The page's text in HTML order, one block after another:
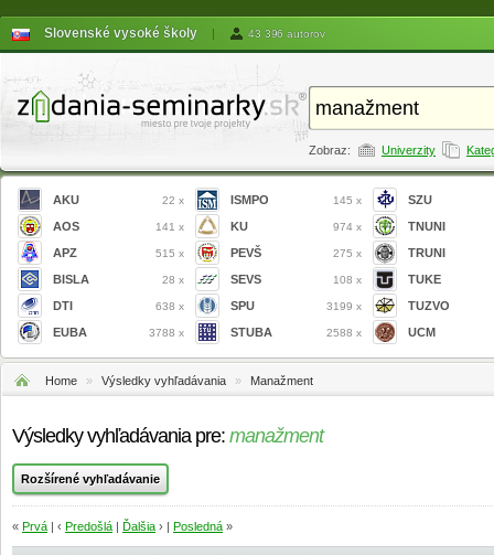
Slovenské vysoké školy | 43 396 autorov
Zobraz: Univerzity
AKU 22 x
AOS 141 x
APZ 515 x
BISLA 28 x
DTI 638 x
EUBA 3788 x
ISMPO 145 x
KU 974 x
PEVŠ 275 x
SEVS 108 x
SPU 3199 x
STUBA 2588 x
SZU
TNUNI
TRUNI
TUKE
TUZVO
UCM
Home » Výsledky vyhľadávania » Manažment
Výsledky vyhľadávania pre: manažment
« Prvá | ‹ Predošlá | Ďalšia › | Posledná »